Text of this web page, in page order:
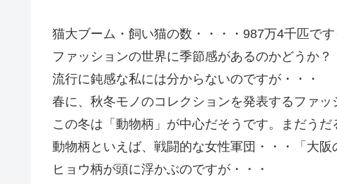
猫大ブーム・飼い猫の数・・・・987万4千匹です
ファッションの世界に季節感があるのかどうか？
流行に鈍感な私には分からないのですが・・・
春に、秋冬モノのコレクションを発表するファッ
この冬は「動物柄」が中心だそうです。まだう
動物柄といえば、戦闘的な女性軍団・・・「大
ヒョウ柄が頭に浮かぶのですが・・・